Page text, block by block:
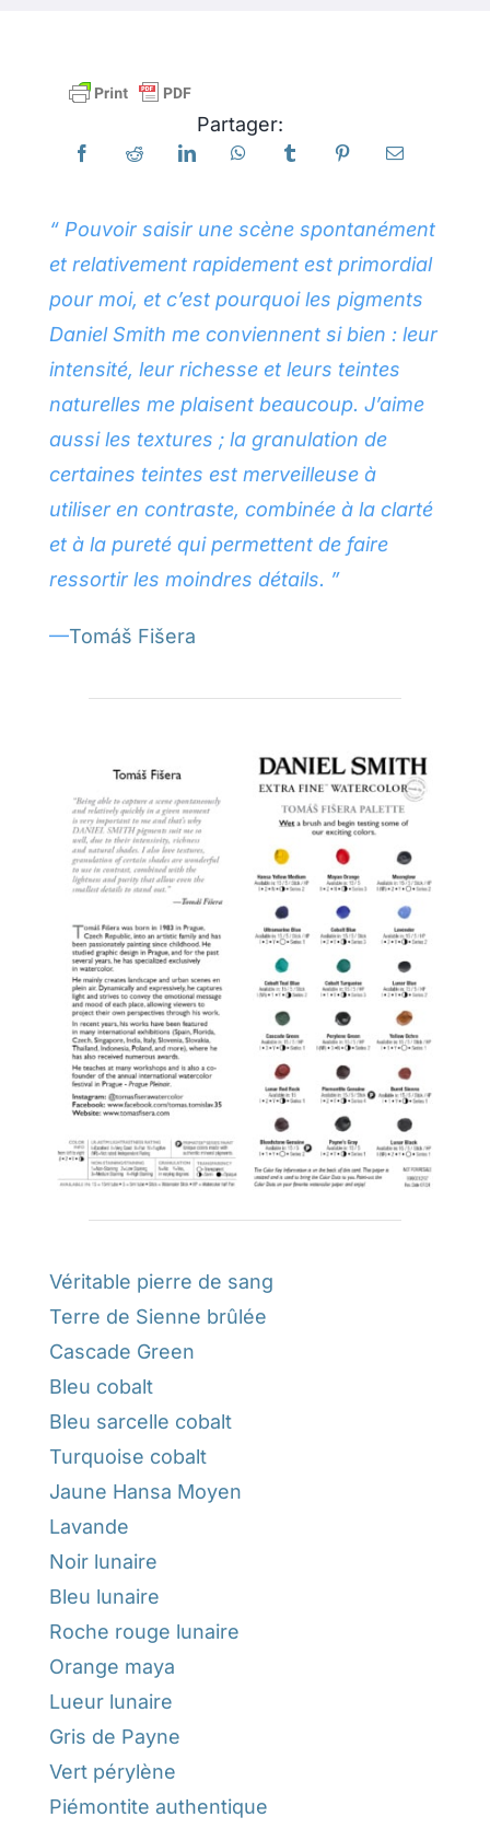
Ressources
Trouver un détaillant
Contactez-nous
S'abonner
Partager:
“ Pouvoir saisir une scène spontanément
et relativement rapidement est primordial
pour moi, et c’est pourquoi les pigments
Daniel Smith me conviennent si bien : leur
intensité, leur richesse et leurs teintes
naturelles me plaisent beaucoup. J’aime
aussi les textures ; la granulation de
certaines teintes est merveilleuse à
utiliser en contraste, combinée à la clarté
et à la pureté qui permettent de faire
ressortir les moindres détails. ”
—Tomáš Fišera
Véritable pierre de sang
Terre de Sienne brûlée
Cascade Green
Bleu cobalt
Bleu sarcelle cobalt
Turquoise cobalt
Jaune Hansa Moyen
Lavande
Noir lunaire
Bleu lunaire
Roche rouge lunaire
Orange maya
Lueur lunaire
Gris de Payne
Vert pérylène
Piémontite authentique